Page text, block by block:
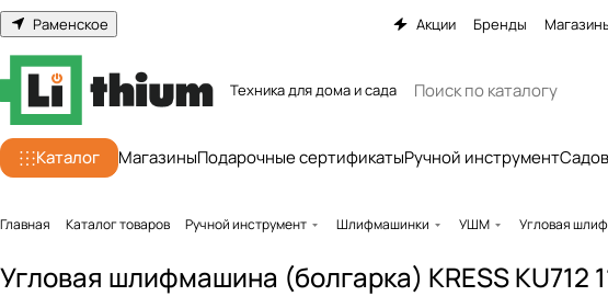
Раменское Акции Бренды
Техника для дома и сада
Каталог МагазиныПодарочные сертификатыРучной инструмент
Главная Каталог товаров Ручной инструмент Шлифмашинки УШМ Угловая
Угловая шлифмашина (болгарка) KRESS KU712